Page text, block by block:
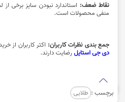
نقاط ضعف: استاندارد نبودن سایز برخی
منفی محصولات است.
جمع بندی نظرات کاربران: اکثر کاربران از
دی جی استایلرضایت دارند.
برچسب : طلایی